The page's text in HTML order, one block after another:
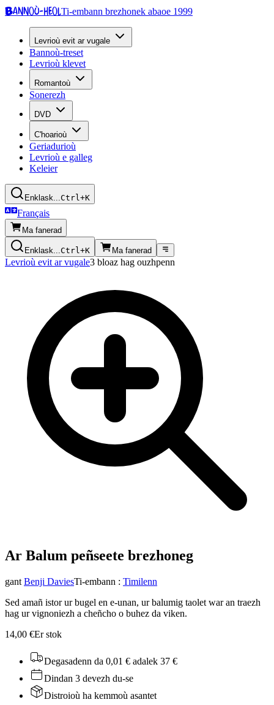
Bannoù-heolTi-embann brezhonek abaoe 1999
Levrioù evit ar vugale
Bannoù-treset
Levrioù klevet
Romantoù
Sonerezh
DVD
C'hoarioù
Geriadurioù
Levrioù e galleg
Keleier
Enklask...Ctrl+K
Français
Ma fanerad
Enklask...Ctrl+K Ma fanerad
Levrioù evit ar vugale3 bloaz hag ouzhpenn
Ar Balum peñseete brezhoneg
gant Benji DaviesTi-embann : Timilenn
Sed amañ istor ur bugel en e-unan, ur balumig taolet war an traezh
hag ur vignoniezh a cheñcho o buhez da viken.
14,00 €Er stok
Degasadenn da 0,01 € adalek 37 €
Dindan 3 devezh du-se
Distroioù ha kemmoù asantet